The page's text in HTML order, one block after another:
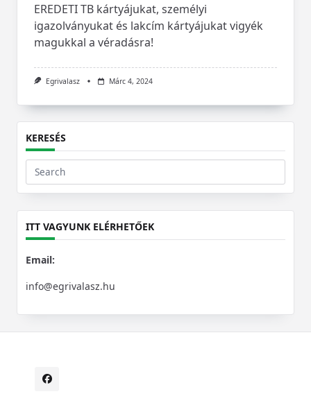
EREDETI TB kártyájukat, személyi
igazolványukat és lakcím kártyájukat vigyék
magukkal a véradásra!
Egrivalasz Márc 4, 2024
KERESÉS
Search
for:
ITT VAGYUNK ELÉRHETŐEK
Email:
info@egrivalasz.hu